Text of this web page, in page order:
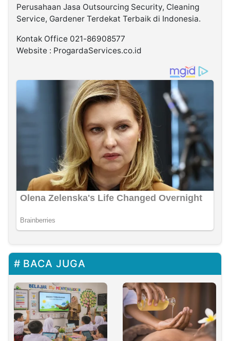
Perusahaan Jasa Outsourcing Security, Cleaning
Service, Gardener Terdekat Terbaik di Indonesia.
Kontak Office 021-86908577
Website : ProgardaServices.co.id
BACA JUGA